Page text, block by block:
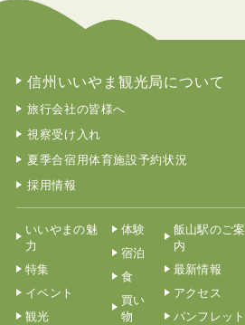
信州いいやま観光局について
旅行会社の皆様へ
視察受け入れ
夏季合宿用体育施設予約状況
採用情報
いいやまの魅
力
特集
イベント
観光
体験
宿泊
食
買い
物
飯山駅のご案
内
最新情報
アクセス
パンフレット